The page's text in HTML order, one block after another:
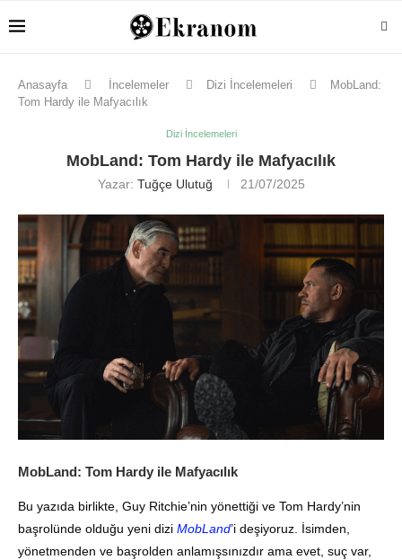
Anasayfa İncelemeler Dizi İncelemeleri
MobLand:
Tom Hardy ile Mafyacılık
Dizi İncelemeleri
MobLand: Tom Hardy ile Mafyacılık
Yazar: Tuğçe Ulutuğ 21/07/2025
MobLand: Tom Hardy ile Mafyacılık
Bu yazıda birlikte, Guy Ritchie’nin yönettiği ve Tom Hardy’nin
başrolünde olduğu yeni dizi MobLand’i deşiyoruz. İsimden,
yönetmenden ve başrolden anlamışsınızdır ama evet, suç var,